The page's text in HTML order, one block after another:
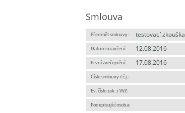
Smlouva
Předmět smlouvy: testovací zkouška
Datum uzavření: 12.08.2016
První zveřejnění: 17.08.2016
Číslo smlouvy / č.j.:
Ev. číslo zak. z VVZ:
Podepisující osoba: